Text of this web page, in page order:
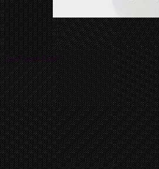
Can't open f0000